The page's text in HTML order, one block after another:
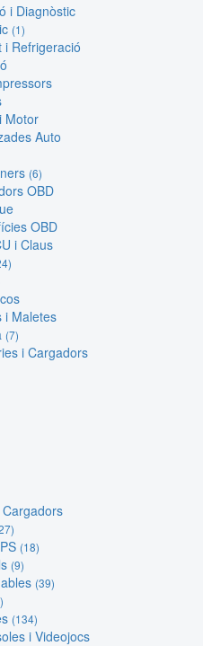
i Diagnòstic
(1)
i Refrigeració
Motor
Auto
(6)
OBD
OBD
i Claus
i Maletes
(7)
i Cargadors
(18)
(9)
(39)
(134)
i Videojocs